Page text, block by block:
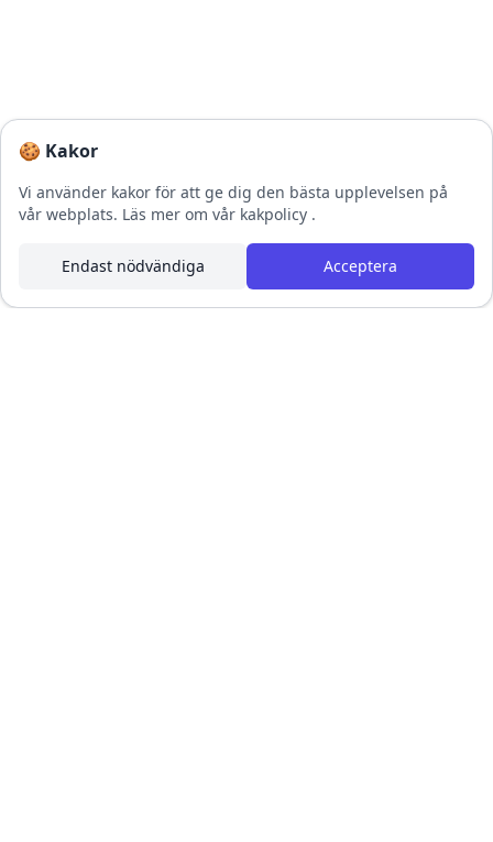
🍪 Kakor
Vi använder kakor för att ge dig den bästa upplevelsen på
vår webplats. Läs mer om vår kakpolicy .
Endast nödvändiga Acceptera